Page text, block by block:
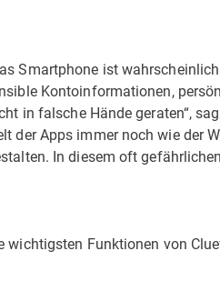
Smartphone ist
Kontoinformationen,
in falsche Hände geraten“,
der Apps immer noch wie der
In diesem oft
wichtigsten Funktionen von